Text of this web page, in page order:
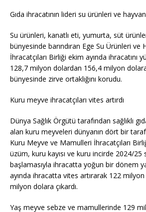
Gıda ihracatının lideri su ürünleri ve
Su ürünleri, kanatlı eti, yumurta, süt
bünyesinde barındıran Ege Su Ürünleri
İhracatçıları Birliği ekim ayında ihracatını
128,7 milyon dolardan 156,4 milyon dolara
bünyesinde zirve ortaklığını korudu.
Kuru meyve ihracatçıları vites artırdı
Dünya Sağlık Örgütü tarafından sağlıklı
alan kuru meyveleri dünyanın dört bir
Kuru Meyve ve Mamulleri İhracatçıları
üzüm, kuru kayısı ve kuru incirde 2024/25
başlamasıyla ihracatta yoğun bir dönem
ayında ihracatta vites artırarak 122 milyon
milyon dolara çıkardı.
Yaş meyve sebze ve mamullerinde 129